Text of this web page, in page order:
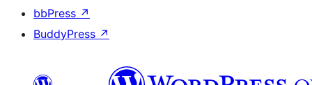
bbPress ↗
BuddyPress ↗